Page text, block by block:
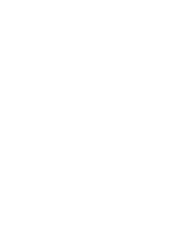
de Máquina
de Guindaste